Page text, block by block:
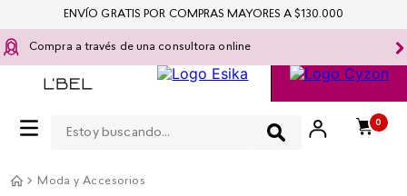
Compra a través de una consultora online
0
ENVÍO GRATIS POR COMPRAS MAYORES A $130.000
Moda y Accesorios